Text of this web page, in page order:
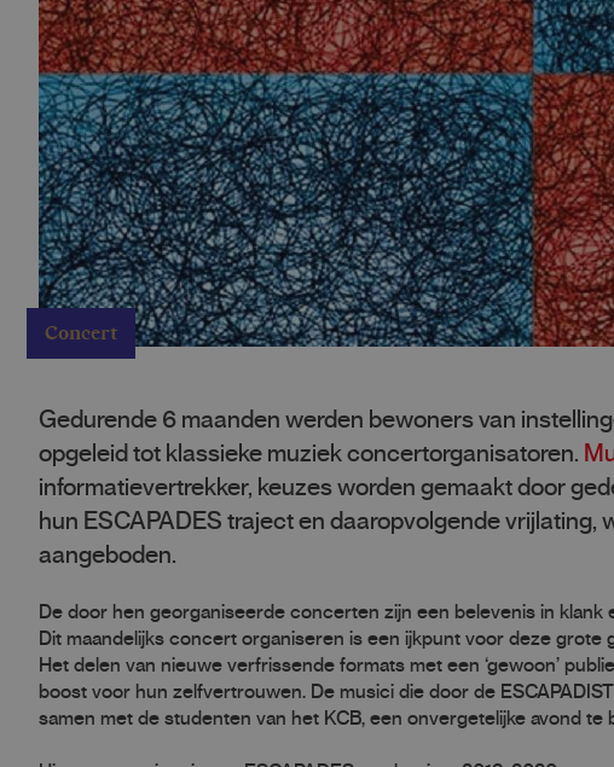
Concert
Gedurende 6 maanden werden bewoners van
opgeleid tot klassieke muziek concertorganisatoren.
informatievertrekker, keuzes worden gemaakt door
hun ESCAPADES traject en daaropvolgende
aangeboden.
De door hen georganiseerde concerten zijn een belevenis in klank
Dit maandelijks concert organiseren is een ijkpunt voor deze grote
Het delen van nieuwe verfrissende formats met een ‘gewoon’
boost voor hun zelfvertrouwen. De musici die door de
samen met de studenten van het KCB, een onvergetelijke avond te